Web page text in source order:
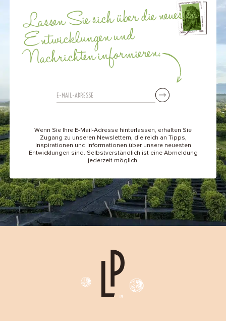
Lassen Sie sich über die neuesten
Entwicklungen und
Nachrichten informieren.
Wenn Sie Ihre E-Mail-Adresse hinterlassen, erhalten Sie
Zugang zu unseren Newslettern, die reich an Tipps,
Inspirationen und Informationen über unsere neuesten
Entwicklungen sind. Selbstverständlich ist eine Abmeldung
jederzeit möglich.